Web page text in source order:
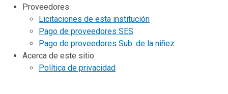
Proveedores
Licitaciones de esta institución
Pago de proveedores SES
Pago de proveedores Sub. de la niñez
Acerca de este sitio
Política de privacidad